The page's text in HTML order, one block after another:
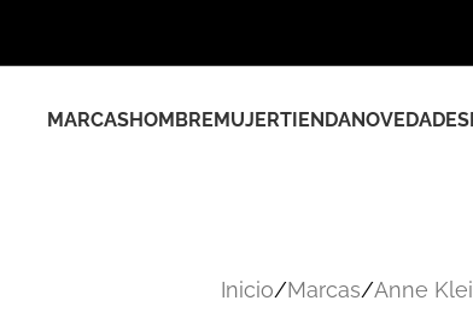
MARCASHOMBREMUJERTIENDANOVEDADES
Inicio/Marcas/Anne